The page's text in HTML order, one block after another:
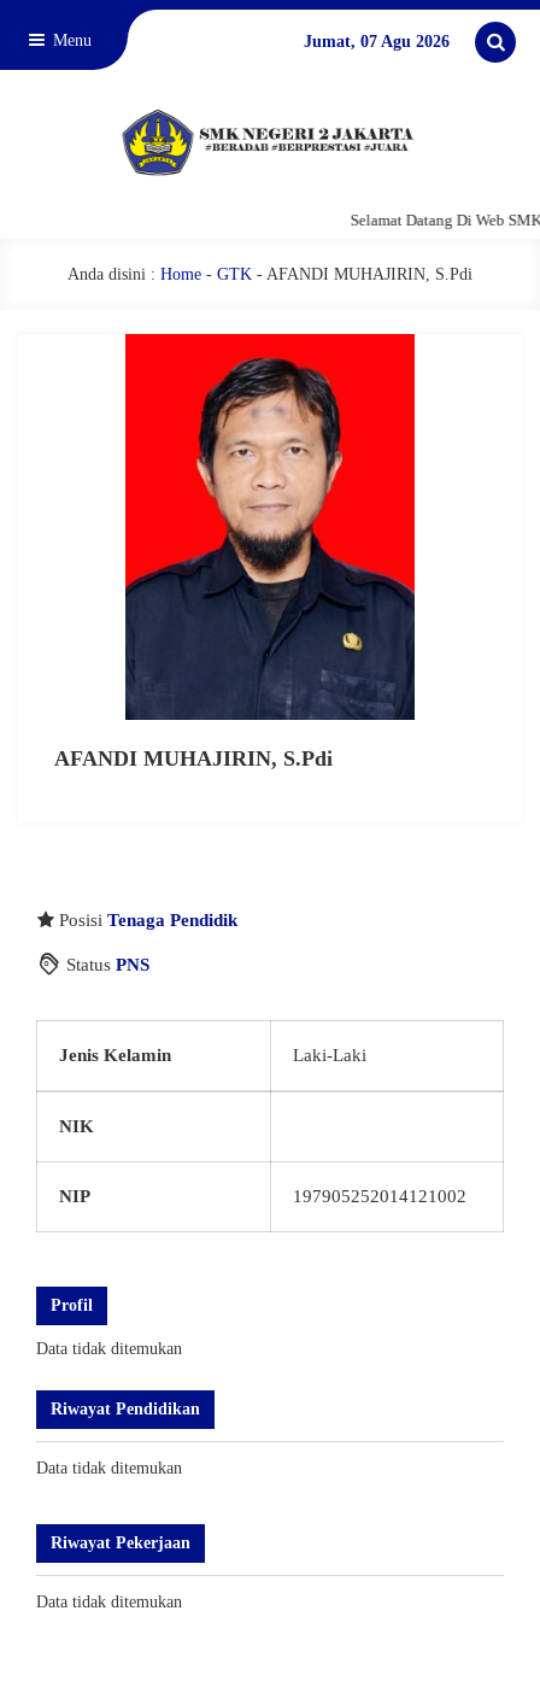
Menu Jumat, 07 Agu 2026
Selamat Datang Di Web
Anda disini : Home - GTK - AFANDI MUHAJIRIN, S.Pdi
AFANDI MUHAJIRIN, S.Pdi
Posisi Tenaga Pendidik
Status PNS
Jenis Kelamin Laki-Laki
NIK
NIP 197905252014121002
Profil
Data tidak ditemukan
Riwayat Pendidikan
Data tidak ditemukan
Riwayat Pekerjaan
Data tidak ditemukan